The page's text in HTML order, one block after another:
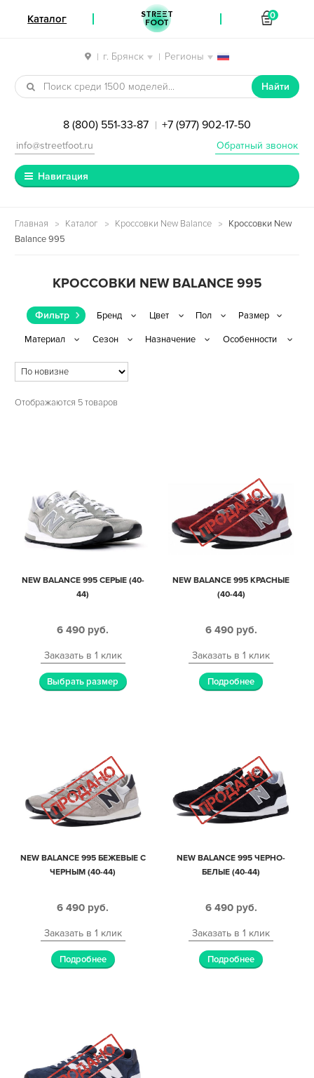
| г. Брянск | Регионы
Перейти к навигации
Перейти к содержимому
Найти
8 (800) 551-33-87 | +7 (977) 902-17-50
Обратный звонок
info@streetfoot.ru
Навигация
Главная Каталог Кроссовки New Balance
Кроссовки New
Balance 995
КРОССОВКИ NEW BALANCE 995
Фильтр
Отображаются 5 товаров
NEW BALANCE 995 СЕРЫЕ (40-
44)
6 490 руб.
Заказать в 1 клик
Выбрать размер
NEW BALANCE 995 КРАСНЫЕ
(40-44)
6 490 руб.
Заказать в 1 клик
Подробнее
NEW BALANCE 995 БЕЖЕВЫЕ С
ЧЕРНЫМ (40-44)
6 490 руб.
Заказать в 1 клик
Подробнее
NEW BALANCE 995 ЧЕРНО-
БЕЛЫЕ (40-44)
6 490 руб.
Заказать в 1 клик
Подробнее
Каталог STREET
FOOT
0